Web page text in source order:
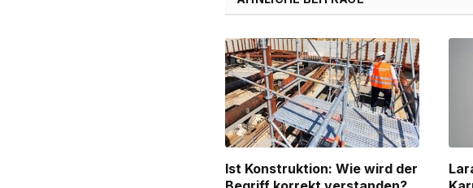
Ist Konstruktion: Wie wird der